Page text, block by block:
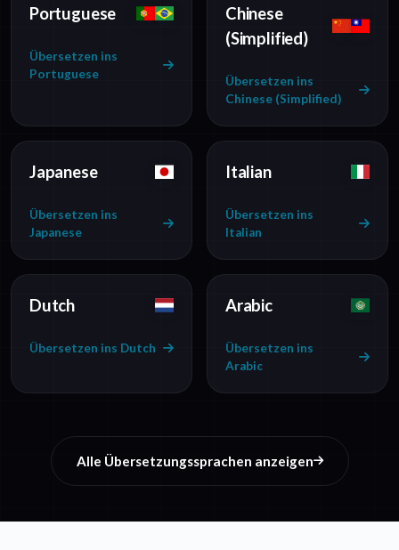
Portuguese
Übersetzen ins
Portuguese
Chinese
(Simplified)
Übersetzen ins
Chinese (Simplified)
Japanese
Übersetzen ins
Japanese
Italian
Übersetzen ins
Italian
Dutch
Übersetzen ins Dutch
Arabic
Übersetzen ins
Arabic
Alle Übersetzungssprachen anzeigen